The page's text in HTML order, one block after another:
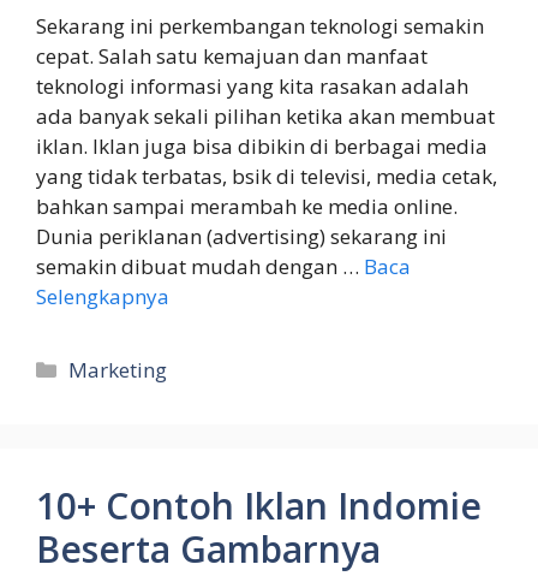
Sekarang ini perkembangan teknologi semakin
cepat. Salah satu kemajuan dan manfaat
teknologi informasi yang kita rasakan adalah
ada banyak sekali pilihan ketika akan membuat
iklan. Iklan juga bisa dibikin di berbagai media
yang tidak terbatas, bsik di televisi, media cetak,
bahkan sampai merambah ke media online.
Dunia periklanan (advertising) sekarang ini
semakin dibuat mudah dengan … Baca
Selengkapnya
Kategori
Marketing
10+ Contoh Iklan Indomie
Beserta Gambarnya